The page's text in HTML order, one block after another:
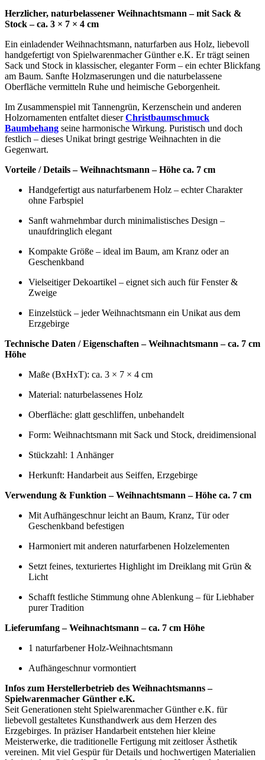
Herzlicher, naturbelassener Weihnachtsmann – mit Sack &
Stock – ca. 3 × 7 × 4 cm
Ein einladender Weihnachtsmann, naturfarben aus Holz, liebevoll
handgefertigt von Spielwarenmacher Günther e.K. Er trägt seinen
Sack und Stock in klassischer, eleganter Form – ein echter Blickfang
am Baum. Sanfte Holzmaserungen und die naturbelassene
Oberfläche vermitteln Ruhe und heimische Geborgenheit.
Im Zusammenspiel mit Tannengrün, Kerzenschein und anderen
Holzornamenten entfaltet dieserChristbaumschmuck
Baumbehang seine harmonische Wirkung. Puristisch und doch
festlich – dieses Unikat bringt gestrige Weihnachten in die
Gegenwart.
Vorteile / Details – Weihnachtsmann – Höhe ca. 7 cm
Handgefertigt aus naturfarbenem Holz – echter Charakter
ohne Farbspiel
Sanft wahrnehmbar durch minimalistisches Design –
unaufdringlich elegant
Kompakte Größe – ideal im Baum, am Kranz oder an
Geschenkband
Vielseitiger Dekoartikel – eignet sich auch für Fenster &
Zweige
Einzelstück – jeder Weihnachtsmann ein Unikat aus dem
Erzgebirge
Technische Daten / Eigenschaften – Weihnachtsmann – ca. 7 cm
Höhe
Maße (BxHxT): ca. 3 × 7 × 4 cm
Material: naturbelassenes Holz
Oberfläche: glatt geschliffen, unbehandelt
Form: Weihnachtsmann mit Sack und Stock, dreidimensional
Stückzahl: 1 Anhänger
Herkunft: Handarbeit aus Seiffen, Erzgebirge
Verwendung & Funktion – Weihnachtsmann – Höhe ca. 7 cm
Mit Aufhängeschnur leicht an Baum, Kranz, Tür oder
Geschenkband befestigen
Harmoniert mit anderen naturfarbenen Holzelementen
Setzt feines, texturiertes Highlight im Dreiklang mit Grün &
Licht
Schafft festliche Stimmung ohne Ablenkung – für Liebhaber
purer Tradition
Lieferumfang – Weihnachtsmann – ca. 7 cm Höhe
1 naturfarbener Holz-Weihnachtsmann
Aufhängeschnur vormontiert
Infos zum Herstellerbetrieb des Weihnachtsmanns –
Spielwarenmacher Günther e.K.
Seit Generationen steht Spielwarenmacher Günther e.K. für
liebevoll gestaltetes Kunsthandwerk aus dem Herzen des
Erzgebirges. In präziser Handarbeit entstehen hier kleine
Meisterwerke, die traditionelle Fertigung mit zeitloser Ästhetik
vereinen. Mit viel Gespür für Details und hochwertigen Materialien